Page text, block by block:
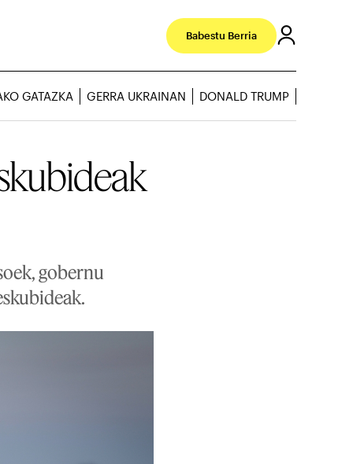
Babestu Berria
GATAZKA GERRA UKRAINAN DONALD TRUMP
gobernu